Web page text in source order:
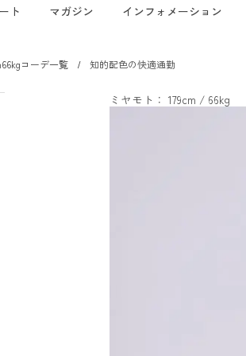
ト マガジン インフォメーション
コーデ一覧 知的配色の快適通勤
ミヤモト： 179cm / 66kg